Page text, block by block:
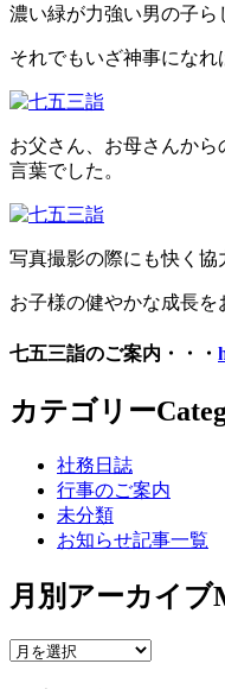
濃い緑が力強い男の子ら
それでもいざ神事になれ
お父さん、お母さんか
言葉でした。
写真撮影の際にも快く協
お子様の健やかな成長を
七五三詣のご案内・・・
カテゴリー
社務日誌
行事のご案内
未分類
お知らせ記事一覧
月別アーカイブ